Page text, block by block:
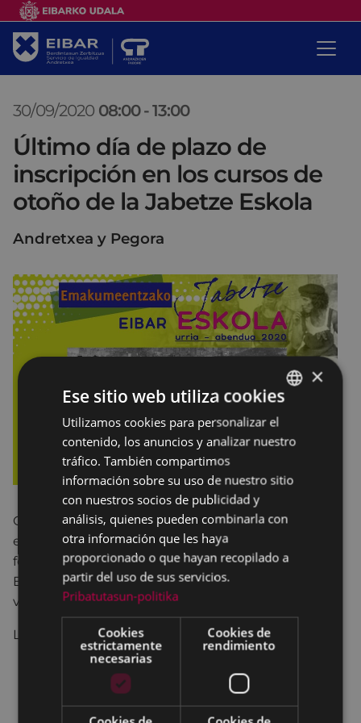
30/09/2020 08:00 -13:00
Último día de plazo de
inscripción en los cursos de
otoño de la Jabetze Eskola
Andretxea y Pegora
Queremos invitaros de nuevo a participar en este
espacio que quiere ser un lugar de encuentro,
formación y reflexión para nosotras las mujeres.
Esperamos que nuestra oferta formativa sea de
vuestro agrado.
Los cursos son los siguientes:
Autodefensa Feminista.
Feldenkrais: Autoconciencia a través del
movimiento.
BASQUE
SPANISH
×
Ese sitio web utiliza cookies
Utilizamos cookies para personalizar el
contenido, los anuncios y analizar nuestro
tráfico. También compartimos
información sobre su uso de nuestro sitio
con nuestros socios de publicidad y
análisis, quienes pueden combinarla con
otra información que les haya
proporcionado o que hayan recopilado a
partir del uso de sus servicios.
Pribatutasun-politika
Cookies
estrictamente
necesarias
Cookies de
rendimiento